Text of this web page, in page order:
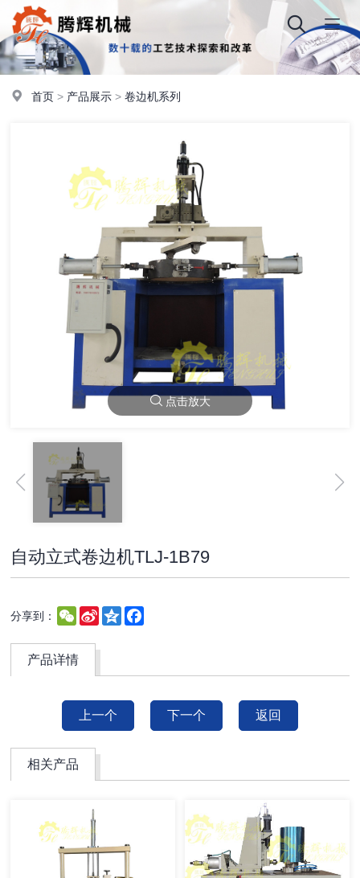
首页 > 产品展示 >卷边机系列
点击放大
自动立式卷边机TLJ-1B79
分享到： WeChat
Sina
Weibo
Qzone
产品详情
上一个 下一个 返回
相关产品